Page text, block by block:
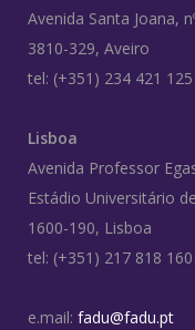
Avenida Santa Joana,
3810-329, Aveiro
tel: (+351) 234 421 125
Lisboa
Avenida Professor
Estádio Universitário
1600-190, Lisboa
tel: (+351) 217 818 160
e.mail: fadu@fadu.pt